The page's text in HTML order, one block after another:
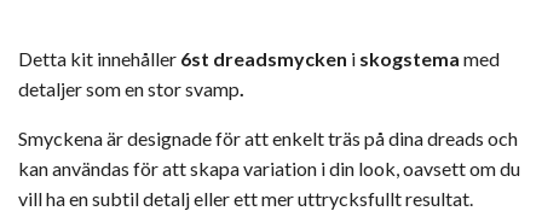
Detta kit innehåller 6st dreadsmycken i skogstema med
detaljer som en stor svamp.
Smyckena är designade för att enkelt träs på dina dreads och
kan användas för att skapa variation i din look, oavsett om du
vill ha en subtil detalj eller ett mer uttrycksfullt resultat.